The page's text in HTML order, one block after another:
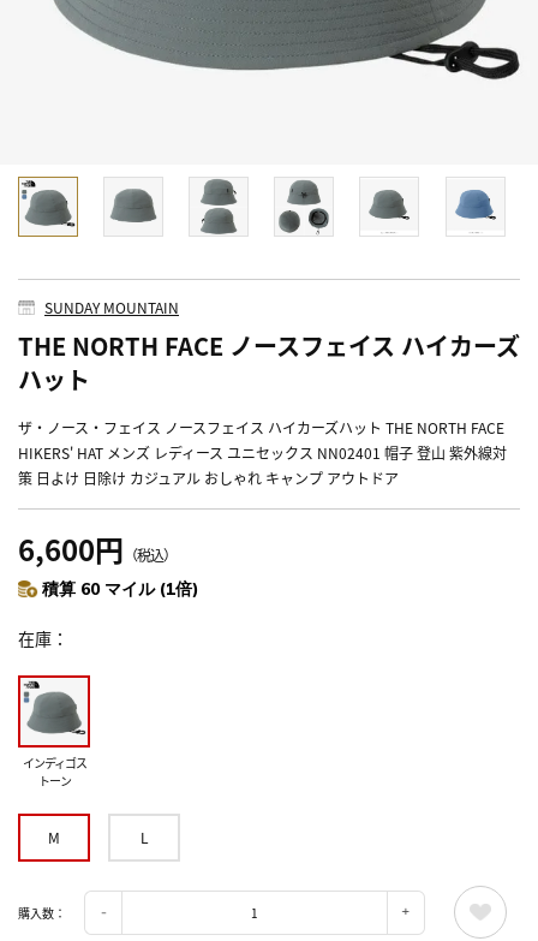
SUNDAY MOUNTAIN
THE NORTH FACE ノースフェイス ハイカーズ
ハット
ザ・ノース・フェイス ノースフェイス ハイカーズハット THE NORTH FACE
HIKERS' HAT メンズ レディース ユニセックス NN02401 帽子 登山 紫外線対
策 日よけ 日除け カジュアル おしゃれ キャンプ アウトドア
6,600円 （税込）
積算 60 マイル (1倍)
在庫
インディゴス
トーン
M L
購入数：